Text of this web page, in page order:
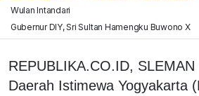
Wulan Intandari
Gubernur DIY, Sri Sultan Hamengku Buwono X
REPUBLIKA.CO.ID,
Daerah Istimewa Yogyakarta